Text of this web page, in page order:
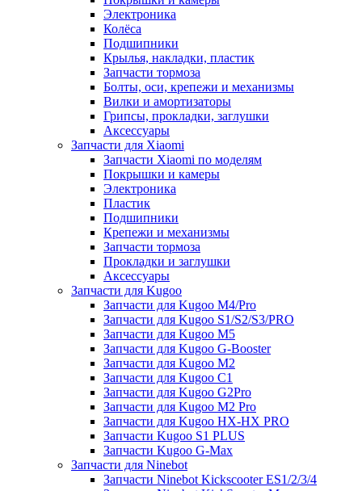
Электроника
Колёса
Подшипники
Крылья, накладки, пластик
Запчасти тормоза
Болты, оси, крепежи и механизмы
Вилки и амортизаторы
Грипсы, прокладки, заглушки
Аксессуары
Запчасти для Xiaomi
Запчасти Xiaomi по моделям
Покрышки и камеры
Электроника
Пластик
Подшипники
Крепежи и механизмы
Запчасти тормоза
Прокладки и заглушки
Аксессуары
Запчасти для Kugoo
Запчасти для Kugoo M4/Pro
Запчасти для Kugoo S1/S2/S3/PRO
Запчасти для Kugoo M5
Запчасти для Kugoo G-Booster
Запчасти для Kugoo M2
Запчасти для Kugoo C1
Запчасти для Kugoo G2Pro
Запчасти для Kugoo M2 Pro
Запчасти для Kugoo HX-HX PRO
Запчасти Kugoo S1 PLUS
Запчасти Kugoo G-Max
Запчасти для Ninebot
Запчасти Ninebot Kickscooter ES1/2/3/4